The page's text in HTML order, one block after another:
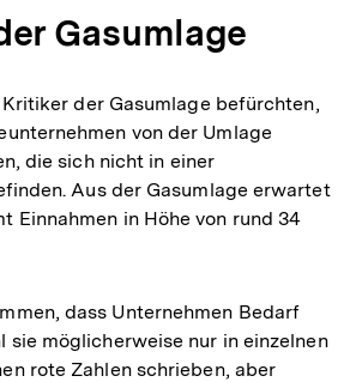
Gasumlage
der Gasumlage befürchten,
von der Umlage
die sich nicht in einer
Aus der Gasumlage erwartet
Einnahmen in Höhe von rund 34
dass Unternehmen Bedarf
sie möglicherweise nur in einzelnen
rote Zahlen schrieben, aber